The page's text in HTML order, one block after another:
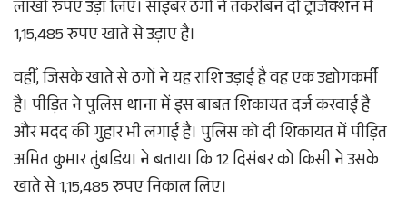
लाखों रुपए उड़ा लिए। साइबर ठगों ने तकरीबन दो ट्रांजैक्शन में
1,15,485 रुपए खाते से उड़ाए है।
वहीँ, जिसके खाते से ठगों ने यह राशि उड़ाई है वह एक उद्योगकर्मी
है। पीड़ित ने पुलिस थाना में इस बाबत शिकायत दर्ज करवाई है
और मदद की गुहार भी लगाई है। पुलिस को दी शिकायत में पीड़ित
अमित कुमार तुंबडिया ने बताया कि 12 दिसंबर को किसी ने उसके
खाते से 1,15,485 रुपए निकाल लिए।